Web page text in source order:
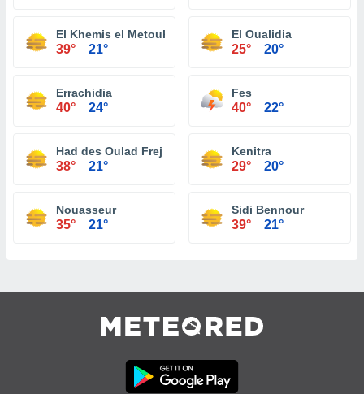
El Khemis el Metouh
39° 21°
El Oualidia
25° 20°
Errachidia
40° 24°
Fes
40° 22°
Had des Oulad Frej
38° 21°
Kenitra
29° 20°
Nouasseur
35° 21°
Sidi Bennour
39° 21°